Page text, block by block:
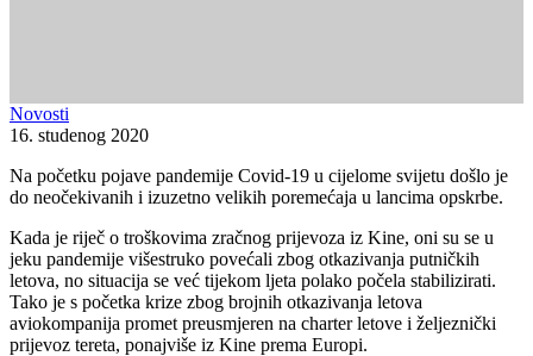
Novosti
16. studenog 2020
Na početku pojave pandemije Covid-19 u cijelome svijetu došlo je
do neočekivanih i izuzetno velikih poremećaja u lancima opskrbe.
Kada je riječ o troškovima zračnog prijevoza iz Kine, oni su se u
jeku pandemije višestruko povećali zbog otkazivanja putničkih
letova, no situacija se već tijekom ljeta polako počela stabilizirati.
Tako je s početka krize zbog brojnih otkazivanja letova
aviokompanija promet preusmjeren na charter letove i željeznički
prijevoz tereta, ponajviše iz Kine prema Europi.